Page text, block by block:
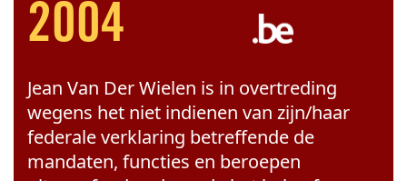
2004
Jean Van Der Wielen is in overtreding
wegens het niet indienen van zijn/haar
federale verklaring betreffende de
mandaten, functies en beroepen